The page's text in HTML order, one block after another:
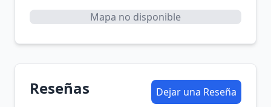
Mapa no disponible
Reseñas Dejar una Reseña